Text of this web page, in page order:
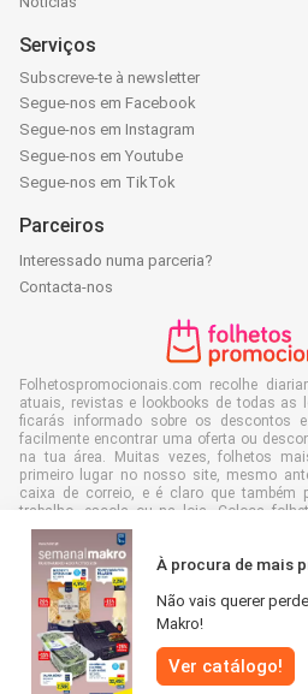
À procura de mais
Não vais querer
Makro!
Ver catálogo!
Serviços
Subscreve-te à newsletter
Segue-nos em Facebook
Segue-nos em Instagram
Segue-nos em Youtube
Segue-nos em TikTok
Parceiros
Interessado numa parceria?
Contacta-nos
Folhetospromocionais.com recolhe
atuais, revistas e lookbooks de todas as
ficarás informado sobre os descontos
facilmente encontrar uma oferta ou
na tua área. Muitas vezes, folhetos
primeiro lugar no nosso site, mesmo
caixa de correio, e é claro que também
trabalho, escola ou na loja. Coloca
favoritos e economiza muito tempo e
de folhetos de publicidade digital,
desperdício de papel e isso é bom para o
Todos os direitos reservados ©